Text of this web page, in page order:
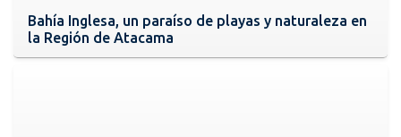
Bahía Inglesa, un paraíso de playas y naturaleza en
la Región de Atacama